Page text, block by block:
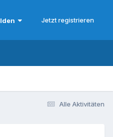
Jetzt registrieren
Alle Aktivitäten